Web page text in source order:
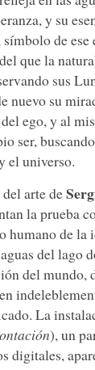
y su
de
que la
sus
nuevo su
ego, y al
ser,
el universo.
arte de
la prueba
humano de
del lago
del mundo,
La
), un
digitales,